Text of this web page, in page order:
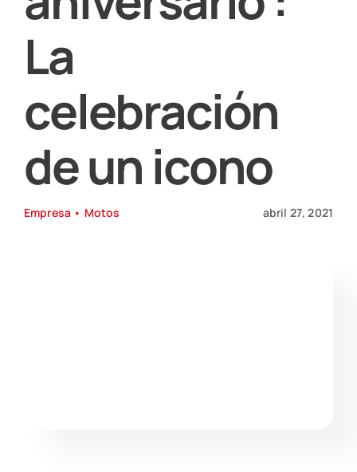
¡Llámanos!
La
celebración
de un icono
Empresa • Motos abril 27, 2021